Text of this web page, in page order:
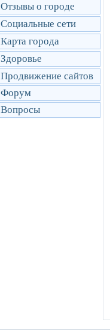
Отзывы о городе
Социальные сети
Карта города
Здоровье
Продвижение сайтов
Форум
Вопросы